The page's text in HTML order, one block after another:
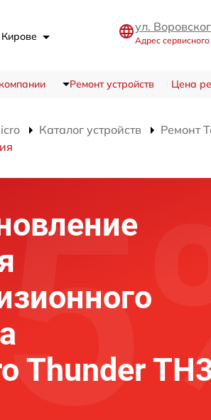
Кирове
ул.
Адрес
Ремонт устройств Цена
Каталог устройств Ремонт
Thunder